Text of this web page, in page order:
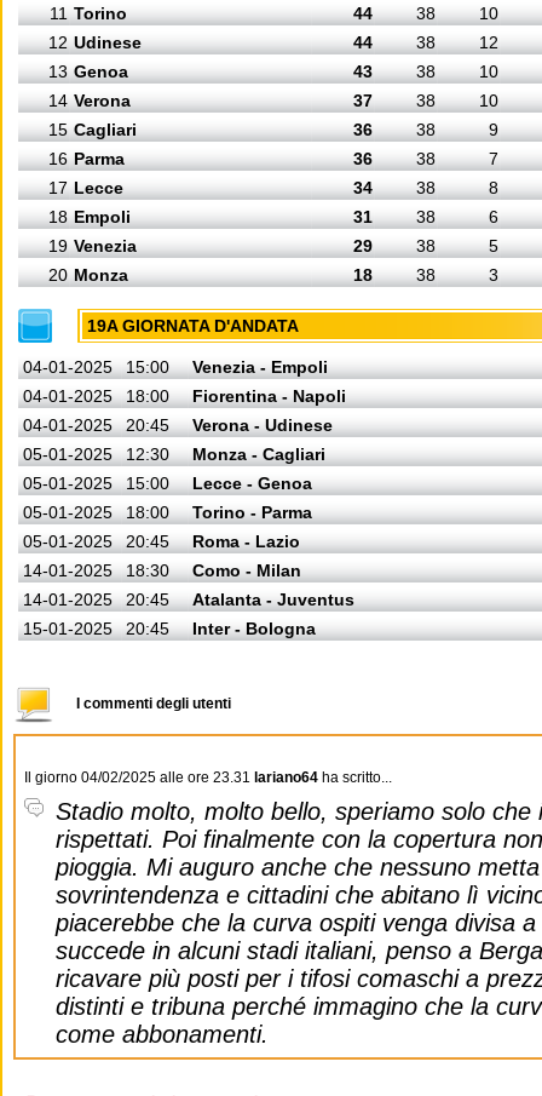
11 Torino 44 38
10
12 Udinese 44 38
12
13 Genoa 43 38
10
14 Verona 37 38
10
15 Cagliari 36 38
9
16 Parma 36 38
7
17 Lecce 34 38
8
18 Empoli 31 38
6
19 Venezia 29 38
5
20 Monza 18 38 3
19A GIORNATA D'ANDATA
04-01-2025 15:00
Venezia - Empoli
04-01-2025
18:00
Fiorentina - Napoli
04-01-2025
20:45
Verona - Udinese
05-01-2025
12:30
Monza - Cagliari
05-01-2025
15:00
Lecce - Genoa
05-01-2025
18:00
Torino - Parma
05-01-2025
20:45
Roma - Lazio
14-01-2025
18:30
Como - Milan
14-01-2025
20:45
Atalanta - Juventus
15-01-2025
20:45 Inter - Bologna
I commenti degli utenti
Il giorno 04/02/2025 alle ore 23.31 lariano64 ha scritto...
Stadio molto, molto bello, speriamo solo che
rispettati. Poi finalmente con la copertura
pioggia. Mi auguro anche che nessuno
sovrintendenza e cittadini che abitano lì
piacerebbe che la curva ospiti venga divisa
succede in alcuni stadi italiani, penso a
ricavare più posti per i tifosi comaschi a
distinti e tribuna perché immagino che la
come abbonamenti.